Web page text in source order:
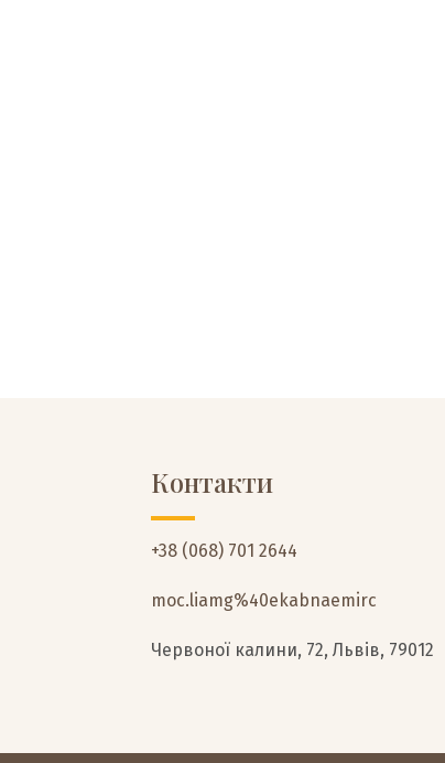
Контакти
+38 (068) 701 2644
moc.liamg%40ekabnaemirc
Червоної калини, 72, Львів, 79012